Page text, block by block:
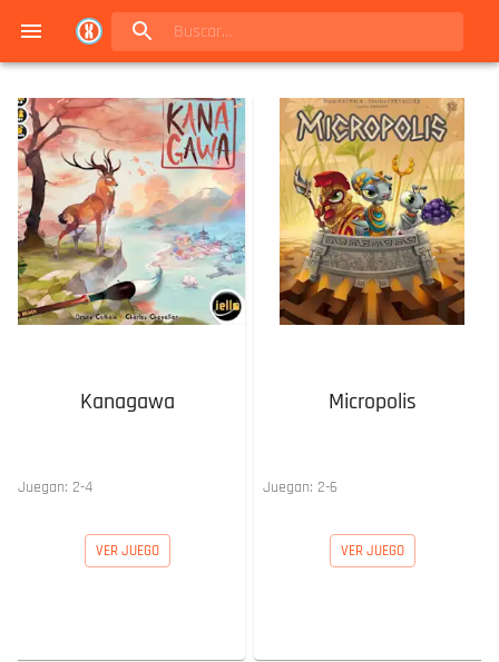
Kanagawa
Juegan: 2-4
VER JUEGO
Micropolis
Juegan: 2-6
VER JUEGO
Navigated to Juegos de mesa en Buenos Aires | Conexión Berlín - Catálogo